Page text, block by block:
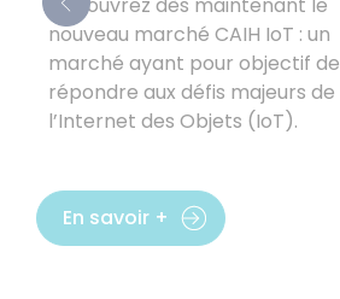
Découvrez dès maintenant le
nouveau marché CAIH IoT : un
marché ayant pour objectif de
répondre aux défis majeurs de
l’Internet des Objets (IoT).
En savoir +